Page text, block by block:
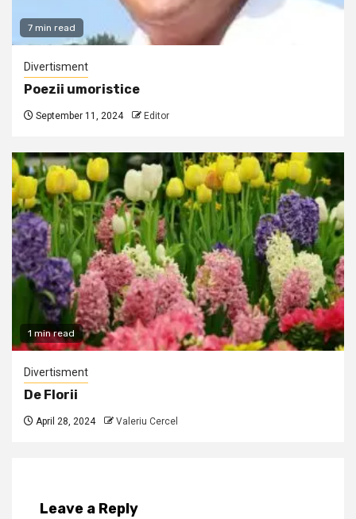
7 min read
Divertisment
Poezii umoristice
September 11, 2024 Editor
1 min read
Divertisment
De Florii
April 28, 2024 Valeriu Cercel
Leave a Reply